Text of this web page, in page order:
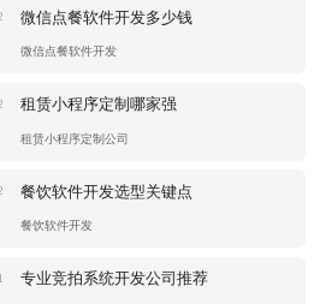
微信点餐软件开发多少钱
微信点餐软件开发
租赁小程序定制哪家强
租赁小程序定制公司
餐饮软件开发选型关键点
餐饮软件开发
专业竞拍系统开发公司推荐